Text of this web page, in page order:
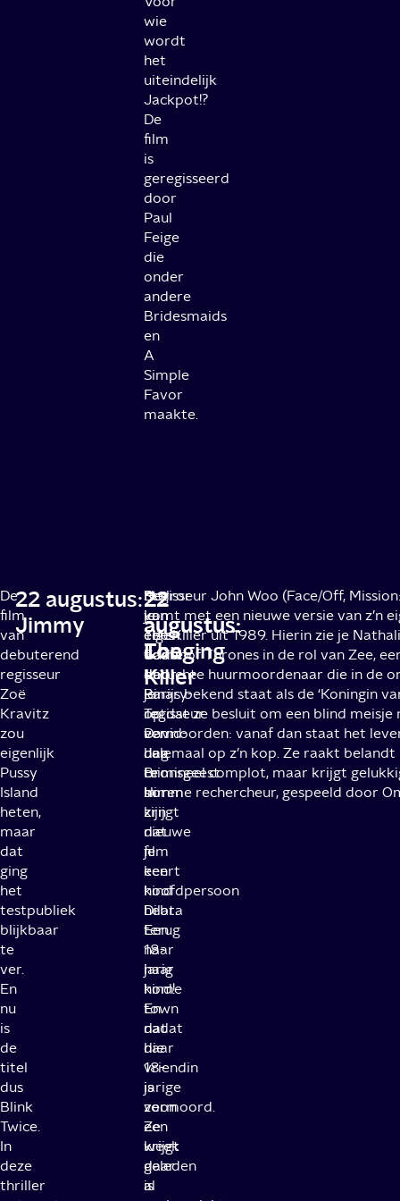
wie
wordt
het
uiteindelijk
Jackpot!?
De
film
is
geregisseerd
door
Paul
Feige
die
onder
andere
Bridesmaids
en
A
Simple
Favor
maakte.
De
film
van
debuterend
regisseur
Zoë
Kravitz
zou
eigenlijk
Pussy
Island
heten,
maar
dat
ging
het
testpubliek
blijkbaar
te
ver.
En
nu
is
de
titel
dus
Blink
Twice.
In
deze
thriller
22 augustus:
Jimmy
Horror
van
eigen
bodem
door
Binary-
regisseur
David-
Jan
Bronsgeest.
In
zijn
nieuwe
film
keert
hoofdpersoon
Dilara
terug
naar
haar
home
town
nadat
haar
vriendin
is
vermoord.
Ze
krijgt
daar
al
22
augustus:
Longing
Stel
je
eens
voor
dat
je
op
een
dag
te
horen
krijgt
dat
je
een
kind
hebt.
Een
18-
jarig
kind!
En
dat
die
18-
jarige
zoon
een
week
geleden
is
22
augustus:
The
Killer
Regisseur John Woo (Face/Off,
komt met een nieuwe versie van z’n
The Killer uit 1989. Hierin zie je
Game of Thrones in de rol van Zee,
beruchte huurmoordenaar die in de
Parijs bekend staat als de ‘Koningin
Totdat ze besluit om een blind meisje
vermoorden: vanaf dan staat het
helemaal op z’n kop. Ze raakt
crimineel complot, maar krijgt
slimme rechercheur, gespeeld door